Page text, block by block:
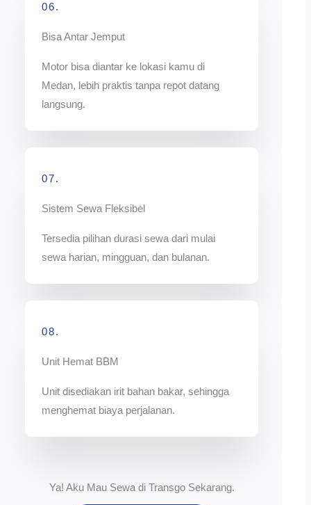
06.
Bisa Antar Jemput
Motor bisa diantar ke lokasi kamu di
Medan, lebih praktis tanpa repot datang
langsung.
07.
Sistem Sewa Fleksibel
Tersedia pilihan durasi sewa dari mulai
sewa harian, mingguan, dan bulanan.
08.
Unit Hemat BBM
Unit disediakan irit bahan bakar, sehingga
menghemat biaya perjalanan.
Ya! Aku Mau Sewa di Transgo Sekarang.